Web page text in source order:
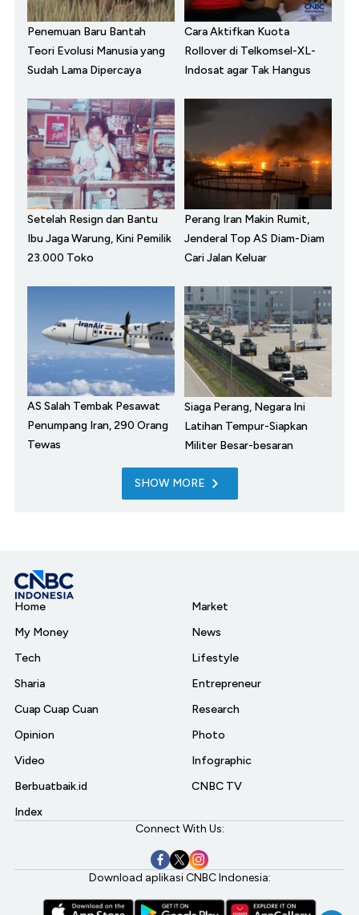
Penemuan Baru Bantah
Teori Evolusi Manusia yang
Sudah Lama Dipercaya
Cara Aktifkan Kuota
Rollover di Telkomsel-XL-
Indosat agar Tak Hangus
Setelah Resign dan Bantu
Ibu Jaga Warung, Kini Pemilik
23.000 Toko
Perang Iran Makin Rumit,
Jenderal Top AS Diam-Diam
Cari Jalan Keluar
AS Salah Tembak Pesawat
Penumpang Iran, 290 Orang
Tewas
Siaga Perang, Negara Ini
Latihan Tempur-Siapkan
Militer Besar-besaran
SHOW MORE
Home
My Money
Tech
Sharia
Cuap Cuap Cuan
Opinion
Video
Berbuatbaik.id
Index
Market
News
Lifestyle
Entrepreneur
Research
Photo
Infographic
CNBC TV
Connect With Us:
Download aplikasi CNBC Indonesia: